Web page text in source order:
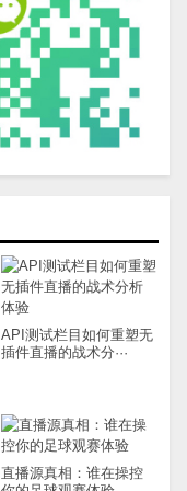
API测试栏目如何重塑无
插件直播的战术分···
直播源真相：谁在操控